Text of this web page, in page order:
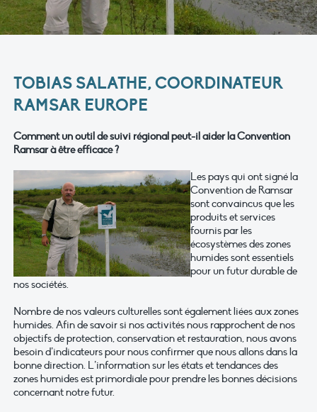
TOBIAS SALATHE, COORDINATEUR
RAMSAR EUROPE
Comment un outil de suivi régional peut-il aider la Convention
Ramsar à être efficace ?
Les pays qui ont signé la
Convention de Ramsar
sont convaincus que les
produits et services
fournis par les
écosystèmes des zones
humides sont essentiels
pour un futur durable de
nos sociétés.
Nombre de nos valeurs culturelles sont également liées aux zones
humides. Afin de savoir si nos activités nous rapprochent de nos
objectifs de protection, conservation et restauration, nous avons
besoin d’indicateurs pour nous confirmer que nous allons dans la
bonne direction. L’information sur les états et tendances des
zones humides est primordiale pour prendre les bonnes décisions
concernant notre futur.